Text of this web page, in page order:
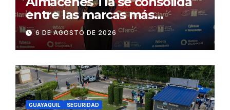
entre las marcas más
influyentes del Ecuador
6 DE AGOSTO DE 2026
GUAYAQUIL SEGURIDAD